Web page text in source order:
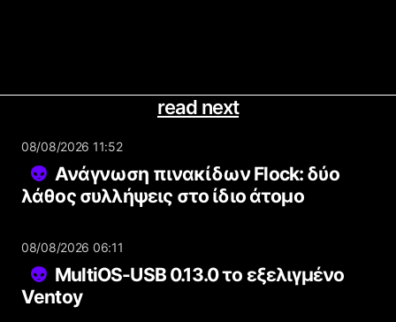
read next
08/08/2026 11:52
Ανάγνωση πινακίδων Flock: δύο
λάθος συλλήψεις στο ίδιο άτομο
08/08/2026 06:11
MultiOS-USB 0.13.0 το εξελιγμένο
Ventoy